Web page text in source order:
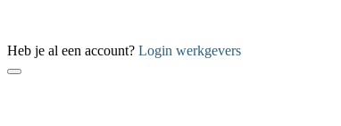
Heb je al een account? Login werkgevers